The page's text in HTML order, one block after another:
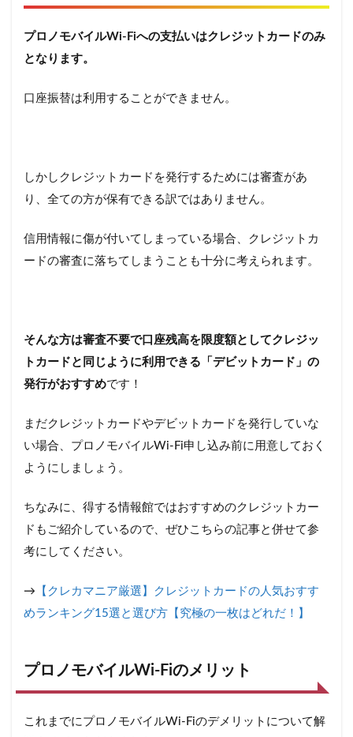
プロノモバイルWi-Fiへの支払いはクレジットカードのみ
となります。
口座振替は利用することができません。
しかしクレジットカードを発行するためには審査があ
り、全ての方が保有できる訳ではありません。
信用情報に傷が付いてしまっている場合、クレジットカ
ードの審査に落ちてしまうことも十分に考えられます。
そんな方は審査不要で口座残高を限度額としてクレジッ
トカードと同じように利用できる「デビットカード」の
発行がおすすめです！
まだクレジットカードやデビットカードを発行していな
い場合、プロノモバイルWi-Fi申し込み前に用意しておく
ようにしましょう。
ちなみに、得する情報館ではおすすめのクレジットカー
ドもご紹介しているので、ぜひこちらの記事と併せて参
考にしてください。
→ 【クレカマニア厳選】クレジットカードの人気おすす
めランキング15選と選び方【究極の一枚はどれだ！】
プロノモバイルWi-Fiのメリット
これまでにプロノモバイルWi-Fiのデメリットについて解